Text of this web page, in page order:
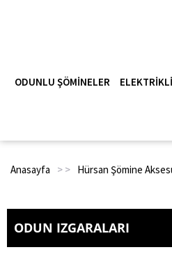
ODUNLU ŞÖMINELER
Anasayfa > > Hürsan Şömine
ODUN IZGARALARI